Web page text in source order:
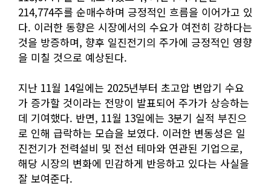
214,774주를 순매수하며 긍정적인 흐름을 이어가고 있
다. 이러한 동향은 시장에서의 수요가 여전히 강하다는
것을 방증하며, 향후 일진전기의 주가에 긍정적인 영향
을 미칠 것으로 예상된다.
지난 11월 14일에는 2025년부터 초고압 변압기 수요
가 증가할 것이라는 전망이 발표되어 주가가 상승하는
데 기여했다. 반면, 11월 13일에는 3분기 실적 부진으
로 인해 급락하는 모습을 보였다. 이러한 변동성은 일
진전기가 전력설비 및 전선 테마와 연관된 기업으로,
해당 시장의 변화에 민감하게 반응하고 있다는 사실을
잘 보여준다.